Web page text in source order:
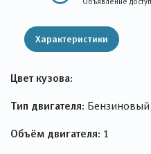
Характеристики
Цвет кузова:
Тип двигателя: Бензиновый
Объём двигателя: 1